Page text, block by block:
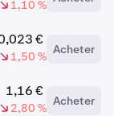
1,10 %
€
1,50 %
Acheter
1,16 €
2,80 %
Acheter